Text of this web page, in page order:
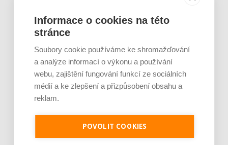
Rajčata, borůvky nebo ořechy. Potraviny,
které v létě pomáhají hormonům a ulevuj [...]
malý restart. Čerstvé ovoce, zelenina nebo
luštěniny jsou práv...
Informace o cookies na této
stránce
Soubory cookie používáme ke shromažďování
a analýze informací o výkonu a používání
webu, zajištění fungování funkcí ze sociálních
médií a ke zlepšení a přizpůsobení obsahu a
reklam.
POVOLIT COOKIES